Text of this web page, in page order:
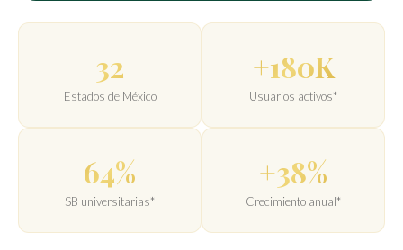
32
Estados de México
+180K
Usuarios activos*
64%
SB universitarias*
+38%
Crecimiento anual*